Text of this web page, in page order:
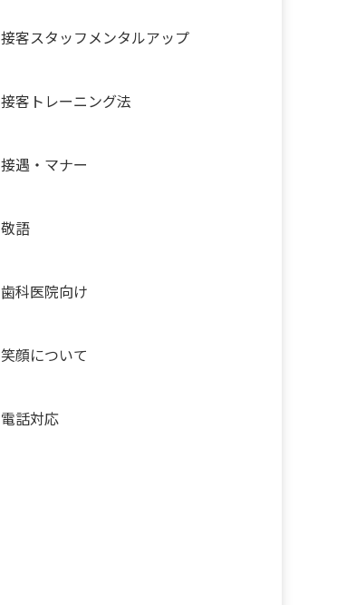
接客スタッフメンタルアップ
接客トレーニング法
接遇・マナー
敬語
歯科医院向け
笑顔について
電話対応